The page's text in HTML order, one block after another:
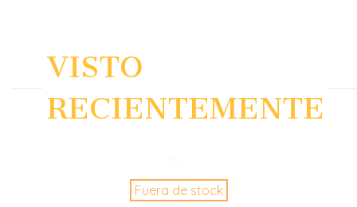
VISTO
RECIENTEMENTE
Fuera de stock